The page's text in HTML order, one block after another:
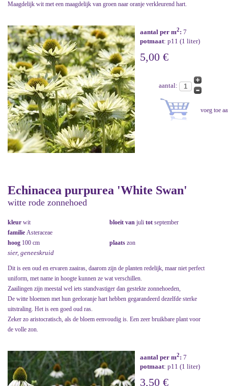
Maagdelijk wit met een maagdelijk van groen naar oranje verkleurend hart.
aantal per m2: 7
potmaat: p11 (1 liter)
5,00 €
aantal:
Echinacea purpurea 'White Swan'
witte rode zonnehoed
kleur wit bloeit van juli tot september
familie Asteraceae
hoog 100 cm plaats zon
sier, geneeskruid
Dit is een oud en ervaren zaairas, daarom zijn de planten redelijk, maar niet perfect
uniform, met name in hoogte kunnen ze wat verschillen.
Zaailingen zijn meestal wel iets standvastiger dan gestekte zonnehoeden,
De witte bloemen met hun geeloranje hart hebben gegarandeerd dezelfde sterke
uitstraling. Het is een goed oud ras.
Zeker zo aristocratisch, als de bloem eenvoudig is. Een zeer bruikbare plant voor
de volle zon.
aantal per m2: 7
potmaat: p11 (1 liter)
3,50 €